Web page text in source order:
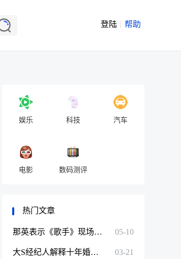
登陆 帮助
娱乐 科技 汽车
电影 数码测评
热门文章
那英表示《歌手》现场直播有压力 自从知道这个消息每天做噩梦 05-10
大S经纪人解释十年婚姻二死一重伤：两个孩子流产和生产元气大伤 03-21